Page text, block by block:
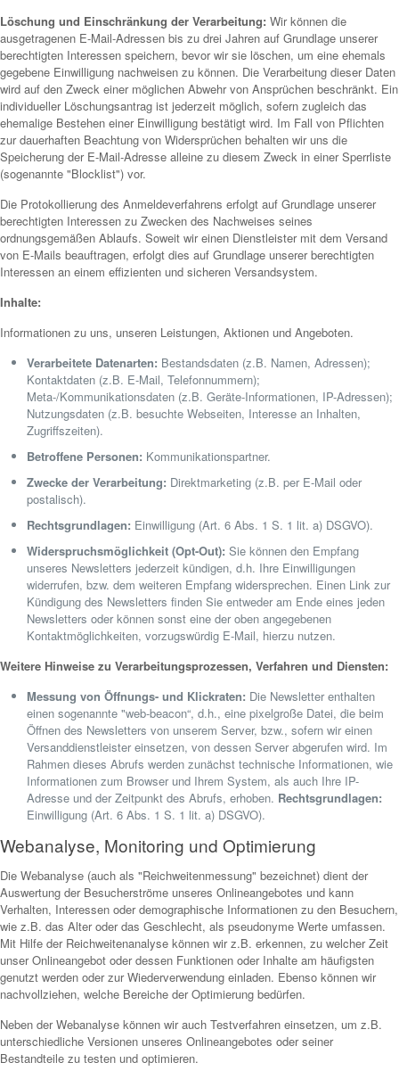
Löschung und Einschränkung der Verarbeitung: Wir können die
ausgetragenen E-Mail-Adressen bis zu drei Jahren auf Grundlage unserer
berechtigten Interessen speichern, bevor wir sie löschen, um eine ehemals
gegebene Einwilligung nachweisen zu können. Die Verarbeitung dieser Daten
wird auf den Zweck einer möglichen Abwehr von Ansprüchen beschränkt. Ein
individueller Löschungsantrag ist jederzeit möglich, sofern zugleich das
ehemalige Bestehen einer Einwilligung bestätigt wird. Im Fall von Pflichten
zur dauerhaften Beachtung von Widersprüchen behalten wir uns die
Speicherung der E-Mail-Adresse alleine zu diesem Zweck in einer Sperrliste
(sogenannte "Blocklist") vor.
Die Protokollierung des Anmeldeverfahrens erfolgt auf Grundlage unserer
berechtigten Interessen zu Zwecken des Nachweises seines
ordnungsgemäßen Ablaufs. Soweit wir einen Dienstleister mit dem Versand
von E-Mails beauftragen, erfolgt dies auf Grundlage unserer berechtigten
Interessen an einem effizienten und sicheren Versandsystem.
Inhalte:
Informationen zu uns, unseren Leistungen, Aktionen und Angeboten.
Verarbeitete Datenarten: Bestandsdaten (z.B. Namen, Adressen);
Kontaktdaten (z.B. E-Mail, Telefonnummern);
Meta-/Kommunikationsdaten (z.B. Geräte-Informationen, IP-Adressen);
Nutzungsdaten (z.B. besuchte Webseiten, Interesse an Inhalten,
Zugriffszeiten).
Betroffene Personen: Kommunikationspartner.
Zwecke der Verarbeitung: Direktmarketing (z.B. per E-Mail oder
postalisch).
Rechtsgrundlagen: Einwilligung (Art. 6 Abs. 1 S. 1 lit. a) DSGVO).
Widerspruchsmöglichkeit (Opt-Out): Sie können den Empfang
unseres Newsletters jederzeit kündigen, d.h. Ihre Einwilligungen
widerrufen, bzw. dem weiteren Empfang widersprechen. Einen Link zur
Kündigung des Newsletters finden Sie entweder am Ende eines jeden
Newsletters oder können sonst eine der oben angegebenen
Kontaktmöglichkeiten, vorzugswürdig E-Mail, hierzu nutzen.
Weitere Hinweise zu Verarbeitungsprozessen, Verfahren und Diensten:
Messung von Öffnungs- und Klickraten: Die Newsletter enthalten
einen sogenannte "web-beacon“, d.h., eine pixelgroße Datei, die beim
Öffnen des Newsletters von unserem Server, bzw., sofern wir einen
Versanddienstleister einsetzen, von dessen Server abgerufen wird. Im
Rahmen dieses Abrufs werden zunächst technische Informationen, wie
Informationen zum Browser und Ihrem System, als auch Ihre IP-
Adresse und der Zeitpunkt des Abrufs, erhoben. Rechtsgrundlagen:
Einwilligung (Art. 6 Abs. 1 S. 1 lit. a) DSGVO).
Webanalyse, Monitoring und Optimierung
Die Webanalyse (auch als "Reichweitenmessung" bezeichnet) dient der
Auswertung der Besucherströme unseres Onlineangebotes und kann
Verhalten, Interessen oder demographische Informationen zu den Besuchern,
wie z.B. das Alter oder das Geschlecht, als pseudonyme Werte umfassen.
Mit Hilfe der Reichweitenanalyse können wir z.B. erkennen, zu welcher Zeit
unser Onlineangebot oder dessen Funktionen oder Inhalte am häufigsten
genutzt werden oder zur Wiederverwendung einladen. Ebenso können wir
nachvollziehen, welche Bereiche der Optimierung bedürfen.
Neben der Webanalyse können wir auch Testverfahren einsetzen, um z.B.
unterschiedliche Versionen unseres Onlineangebotes oder seiner
Bestandteile zu testen und optimieren.